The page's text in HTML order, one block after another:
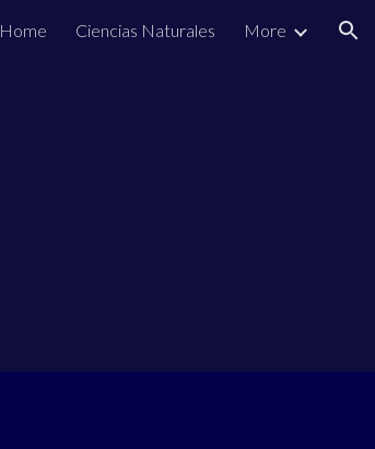
Home Ciencias Naturales More